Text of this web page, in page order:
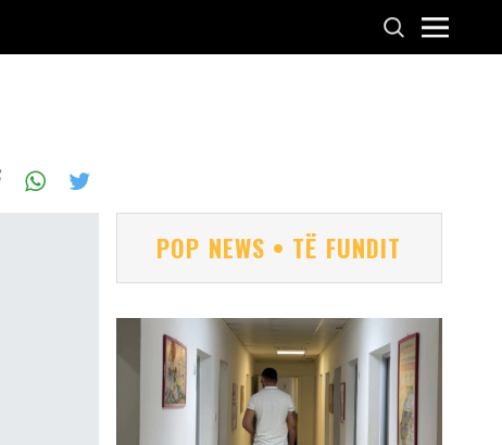
POP NEWS • TË FUNDIT